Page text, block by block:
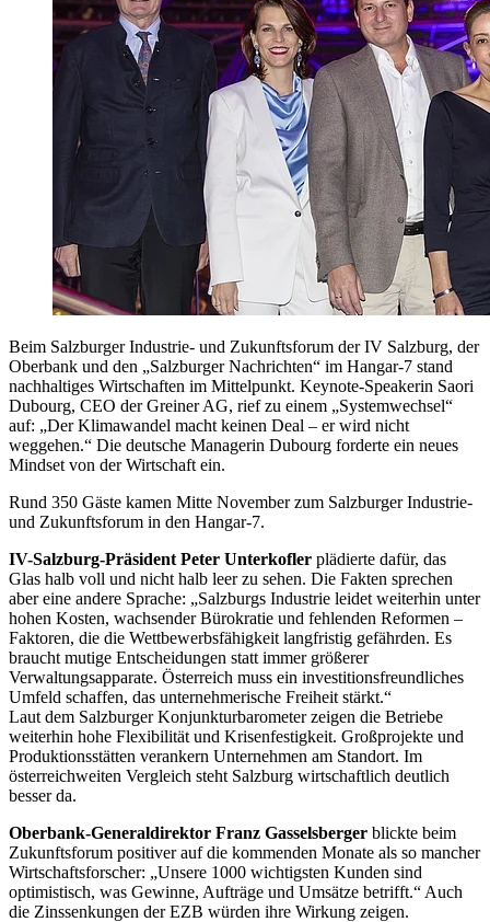
Beim Salzburger Industrie- und Zukunftsforum der IV Salzburg, der
Oberbank und den „Salzburger Nachrichten“ im Hangar-7 stand
nachhaltiges Wirtschaften im Mittelpunkt. Keynote-Speakerin Saori
Dubourg, CEO der Greiner AG, rief zu einem „Systemwechsel“
auf: „Der Klimawandel macht keinen Deal – er wird nicht
weggehen.“ Die deutsche Managerin Dubourg forderte ein neues
Mindset von der Wirtschaft ein.
Rund 350 Gäste kamen Mitte November zum Salzburger Industrie-
und Zukunftsforum in den Hangar-7.
IV-Salzburg-Präsident Peter Unterkofler plädierte dafür, das
Glas halb voll und nicht halb leer zu sehen. Die Fakten sprechen
aber eine andere Sprache: „Salzburgs Industrie leidet weiterhin unter
hohen Kosten, wachsender Bürokratie und fehlenden Reformen –
Faktoren, die die Wettbewerbsfähigkeit langfristig gefährden. Es
braucht mutige Entscheidungen statt immer größerer
Verwaltungsapparate. Österreich muss ein investitionsfreundliches
Umfeld schaffen, das unternehmerische Freiheit stärkt.“
Laut dem Salzburger Konjunkturbarometer zeigen die Betriebe
weiterhin hohe Flexibilität und Krisenfestigkeit. Großprojekte und
Produktionsstätten verankern Unternehmen am Standort. Im
österreichweiten Vergleich steht Salzburg wirtschaftlich deutlich
besser da.
Oberbank-Generaldirektor Franz Gasselsberger blickte beim
Zukunftsforum positiver auf die kommenden Monate als so mancher
Wirtschaftsforscher: „Unsere 1000 wichtigsten Kunden sind
optimistisch, was Gewinne, Aufträge und Umsätze betrifft.“ Auch
die Zinssenkungen der EZB würden ihre Wirkung zeigen.